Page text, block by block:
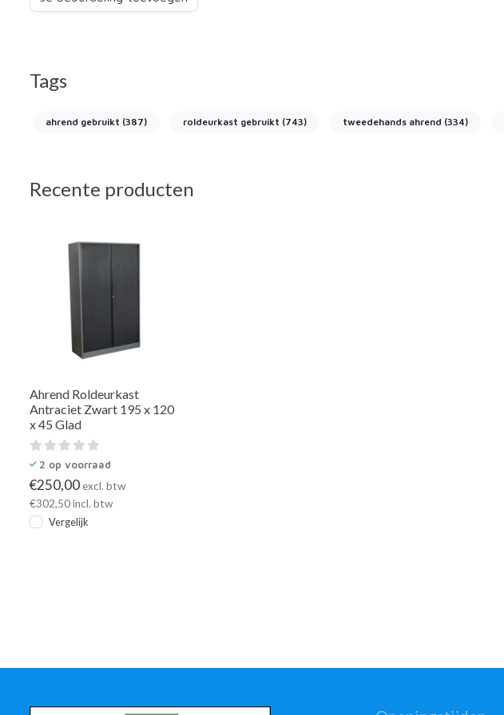
Tags
ahrend gebruikt (387) roldeurkast gebruikt (743) tweedehands ahrend (334)
Recente producten
Ahrend Roldeurkast
Antraciet Zwart 195 x 120
x 45 Glad
2 op voorraad
€250,00excl. btw
€302,50incl. btw
Vergelijk